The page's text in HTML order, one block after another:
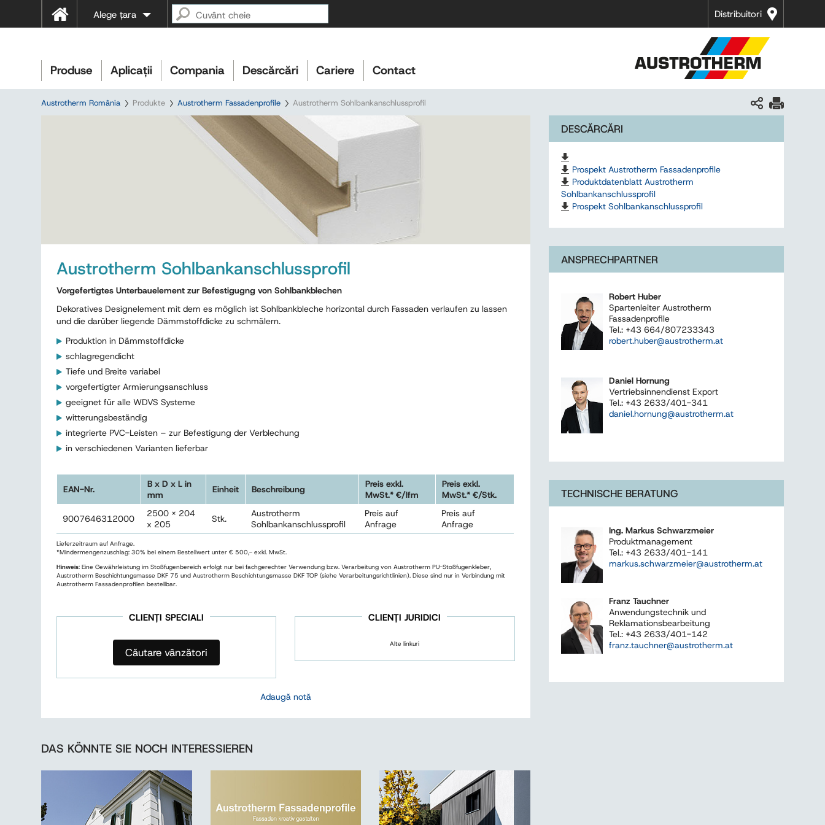
Distribuitori
Alege țara
Produse Aplicații Compania Descărcări Cariere Contact
Austrotherm România Produkte Austrotherm Fassadenprofile Austrotherm Sohlbankanschlussprofil
Austrotherm Sohlbankanschlussprofil
Vorgefertigtes Unterbauelement zur Befestigugng von Sohlbankblechen
Dekoratives Designelement mit dem es möglich ist Sohlbankbleche horizontal durch Fassaden verlaufen zu lassen
und die darüber liegende Dämmstoffdicke zu schmälern.
Produktion in Dämmstoffdicke
schlagregendicht
Tiefe und Breite variabel
vorgefertigter Armierungsanschluss
geeignet für alle WDVS Systeme
witterungsbeständig
integrierte PVC-Leisten – zur Befestigung der Verblechung
in verschiedenen Varianten lieferbar
EAN-Nr.
B x D x L in
mm
Einheit Beschreibung
Preis exkl.
MwSt.* €/lfm
Preis exkl.
MwSt.* €/Stk.
9007646312000
2500 x 204
x 205
Stk.
Austrotherm
Sohlbankanschlussprofil
Preis auf
Anfrage
Preis auf
Anfrage
Lieferzeitraum auf Anfrage.
*Mindermengenzuschlag: 30% bei einem Bestellwert unter € 500,- exkl. MwSt.
Hinweis: Eine Gewährleistung im Stoßfugenbereich erfolgt nur bei fachgerechter Verwendung bzw. Verarbeitung von Austrotherm PU-Stoßfugenkleber,
Austrotherm Beschichtungsmasse DKF 75 und Austrotherm Beschichtungsmasse DKF TOP (siehe Verarbeitungsrichtlinien). Diese sind nur in Verbindung mit
Austrotherm Fassadenprofilen bestellbar.
CLIENȚI SPECIALI
Căutare vânzători
CLIENȚI JURIDICI
Alte linkuri
Adaugă notă
DAS KÖNNTE SIE NOCH INTERESSIEREN
DESCĂRCĂRI
Prospekt Austrotherm Fassadenprofile
Produktdatenblatt Austrotherm
Sohlbankanschlussprofil
Prospekt Sohlbankanschlussprofil
ANSPRECHPARTNER
Robert Huber
Spartenleiter Austrotherm
Fassadenprofile
Tel.: +43 664/807233343
robert.huber@austrotherm.at
Daniel Hornung
Vertriebsinnendienst Export
Tel.: +43 2633/401-341
daniel.hornung@austrotherm.at
TECHNISCHE BERATUNG
Ing. Markus Schwarzmeier
Produktmanagement
Tel.: +43 2633/401-141
markus.schwarzmeier@austrotherm.at
Franz Tauchner
Anwendungstechnik und
Reklamationsbearbeitung
Tel.: +43 2633/401-142
franz.tauchner@austrotherm.at